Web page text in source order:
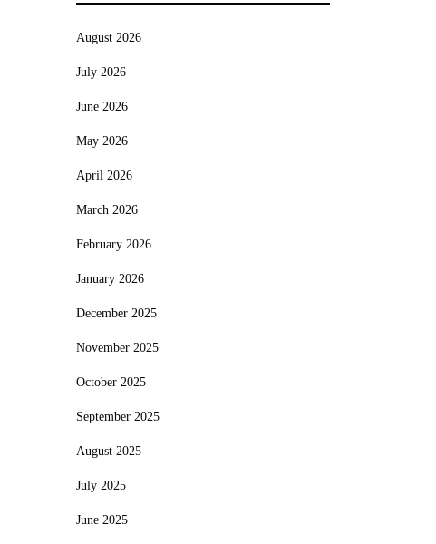
August 2026
July 2026
June 2026
May 2026
April 2026
March 2026
February 2026
January 2026
December 2025
November 2025
October 2025
September 2025
August 2025
July 2025
June 2025